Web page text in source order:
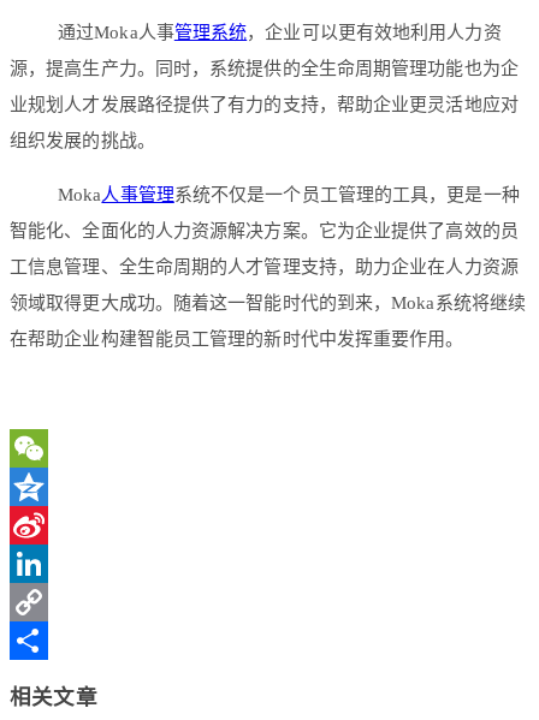
通过Moka人事管理系统，企业可以更有效地利用人力资
源，提高生产力。同时，系统提供的全生命周期管理功能也为企
业规划人才发展路径提供了有力的支持，帮助企业更灵活地应对
组织发展的挑战。
Moka人事管理系统不仅是一个员工管理的工具，更是一种
智能化、全面化的人力资源解决方案。它为企业提供了高效的员
工信息管理、全生命周期的人才管理支持，助力企业在人力资源
领域取得更大成功。随着这一智能时代的到来，Moka系统将继续
在帮助企业构建智能员工管理的新时代中发挥重要作用。
WeChat
Qzone
Sina
Weibo
LinkedIn
Copy
相关文章